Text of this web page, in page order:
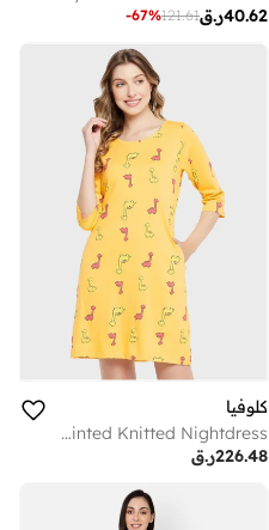
ر.ق40.62
121.61
-67%
كلوفيا
Printed Knitted Nightdress
ر.ق226.48